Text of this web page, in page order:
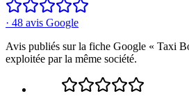
· 48 avis Google
Avis publiés sur la fiche Google « Taxi
exploitée par la même société.